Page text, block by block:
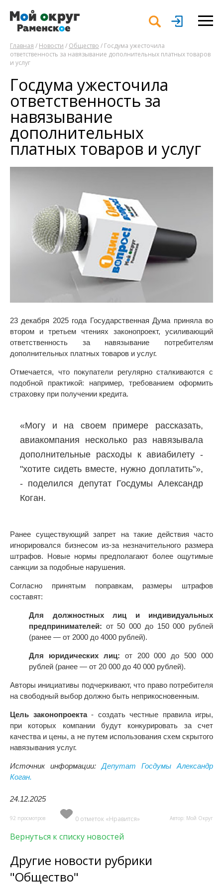
Главная / Новости / Общество / Госдума ужесточила
ответственность за навязывание дополнительных платных товаров
и услуг
Госдума ужесточила
ответственность за
навязывание
дополнительных
платных товаров и услуг
23 декабря 2025 года Государственная Дума приняла во
втором и третьем чтениях законопроект, усиливающий
ответственность за навязывание потребителям
дополнительных платных товаров и услуг.
Отмечается, что покупатели регулярно сталкиваются с
подобной практикой: например, требованием оформить
страховку при получении кредита.
«Могу и на своем примере рассказать,
авиакомпания несколько раз навязывала
дополнительные расходы к авиабилету -
"хотите сидеть вместе, нужно доплатить"»,
- поделился депутат Госдумы Александр
Коган.
Ранее существующий запрет на такие действия часто
игнорировался бизнесом из-за незначительного размера
штрафов. Новые нормы предполагают более ощутимые
санкции за подобные нарушения.
Согласно принятым поправкам, размеры штрафов
составят:
Для должностных лиц и индивидуальных
предпринимателей: от 50 000 до 150 000 рублей
(ранее — от 2000 до 4000 рублей).
Для юридических лиц: от 200 000 до 500 000
рублей (ранее — от 20 000 до 40 000 рублей).
Авторы инициативы подчеркивают, что право потребителя
на свободный выбор должно быть неприкосновенным.
Цель законопроекта- создать честные правила игры,
при которых компании будут конкурировать за счет
качества и цены, а не путем использования схем скрытого
навязывания услуг.
Источник информации:Депутат Госдумы Александр
Коган.
24.12.2025
92 просмотров 0 отметок «Нравится» Автор: Мой Округ
Вернуться к списку новостей
Другие новости рубрики
"Общество"